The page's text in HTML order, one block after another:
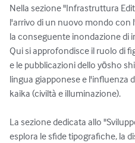
Nella sezione "Infrastruttura
l'arrivo di un nuovo mondo con
la conseguente inondazione di
Qui si approfondisce il ruolo di
e le pubblicazioni dello yōsho
lingua giapponese e l'influenza
kaika (civiltà e illuminazione).
La sezione dedicata allo
esplora le sfide tipografiche, la